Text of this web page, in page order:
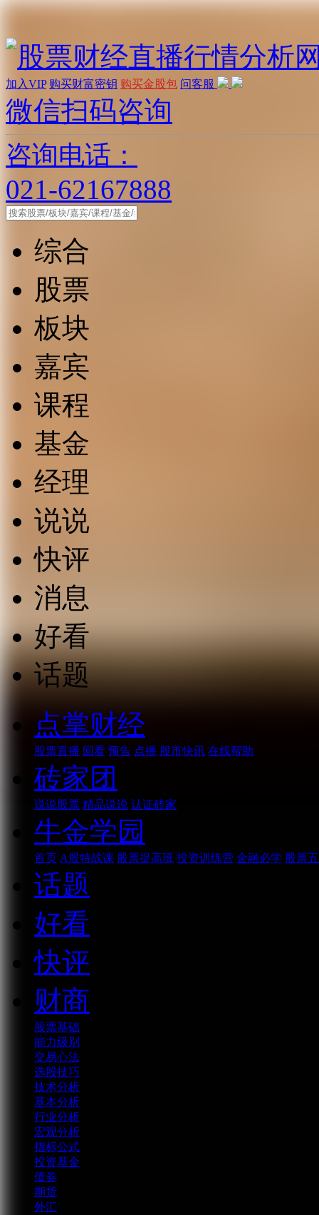
加入VIP 购买财富密钥 购买金股包 问客服
微信扫码咨询
咨询电话：
021-62167888
综合
股票
板块
嘉宾
课程
基金
经理
说说
快评
消息
好看
话题
点掌财经
股票直播 回看 预告 点播 股市快讯 在线帮助
砖家团
说说股票 精品说说 认证砖家
牛金学园
首页 A股特战课 股票提高班 投资训练营 金融必学 股票
话题
好看
快评
财商
股票基础
能力级别
交易心法
选股技巧
技术分析
基本分析
行业分析
宏观分析
指标公式
投资基金
债券
期货
外汇